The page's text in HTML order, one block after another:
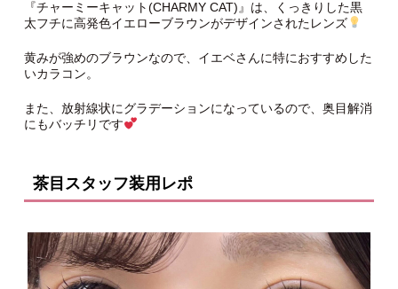
『チャーミーキャット(CHARMY CAT)』は、くっきりした黒
太フチに高発色イエローブラウンがデザインされたレンズ
黄みが強めのブラウンなので、イエベさんに特におすすめした
いカラコン。
また、放射線状にグラデーションになっているので、奥目解消
にもバッチリです
茶目スタッフ装用レポ